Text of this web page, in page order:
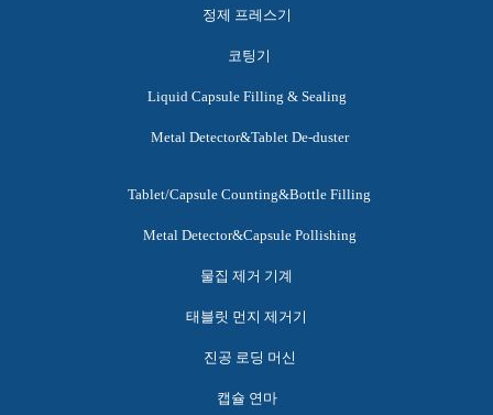
정제 프레스기
코팅기
Liquid Capsule Filling & Sealing
Metal Detector&Tablet De-duster
Tablet/Capsule Counting&Bottle Filling
Metal Detector&Capsule Pollishing
물집 제거 기계
태블릿 먼지 제거기
진공 로딩 머신
캡슐 연마